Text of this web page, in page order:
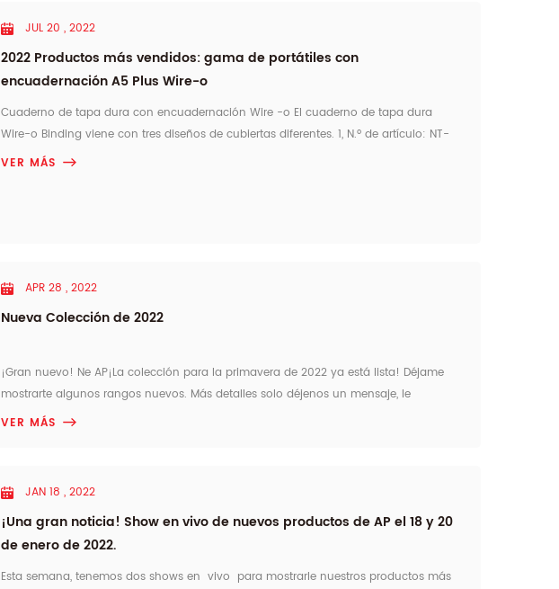
JUL 20 , 2022
2022 Productos más vendidos: gama de portátiles con
encuadernación A5 Plus Wire-o
Cuaderno de tapa dura con encuadernación Wire -o El cuaderno de tapa dura
Wire-o Binding viene con tres diseños de cubiertas diferentes. 1, N.º de artículo: NT-
AL20A004 Tamaño: 184x214mm Este artículo atrae el interés de muchas personas
VER MÁS
APR 28 , 2022
Nueva Colección de 2022
¡Gran nuevo! Ne AP¡La colección para la primavera de 2022 ya está lista! Déjame
mostrarte algunos rangos nuevos. Más detalles solo déjenos un mensaje, le
enviaremos nuestro último catálogo.
VER MÁS
JAN 18 , 2022
¡Una gran noticia! Show en vivo de nuevos productos de AP el 18 y 20
de enero de 2022.
Esta semana, tenemos dos shows en vivo para mostrarle nuestros productos más